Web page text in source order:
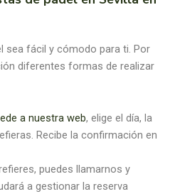
sea fácil y cómodo para ti. Por
diferentes formas de realizar
a nuestra web, elige el día, la
Recibe la confirmación en
puedes llamarnos y
a gestionar la reserva